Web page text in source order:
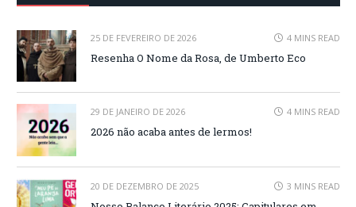
25 DE FEVEREIRO DE 2026 4 MINS READ
Resenha O Nome da Rosa, de Umberto Eco
29 DE JANEIRO DE 2026 4 MINS READ
2026 não acaba antes de lermos!
20 DE DEZEMBRO DE 2025 3 MINS READ